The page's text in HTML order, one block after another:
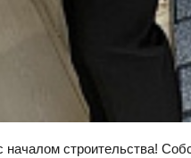
строительства!